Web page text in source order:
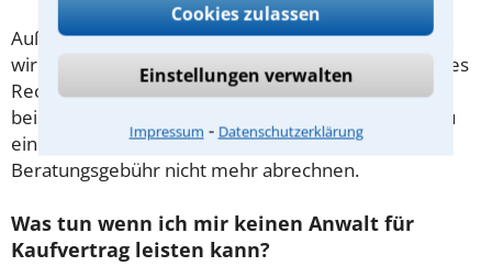
Cookies zulassen
Einstellungen verwalten
Impressum ⁃ Datenschutzerklärung
Außerdem gut zu wissen: Gemäß § 34 Absatz 2 RVG
wird die Beratungsgebühr auf weitere Tätigkeiten des
Rechtsanwalts angerechnet. Sollte es also
beispielsweise aufgrund des Beratungsgesprächs zu
einem Prozess kommen, so kann der Anwalt diese
Beratungsgebühr nicht mehr abrechnen.
Was tun wenn ich mir keinen Anwalt für
Kaufvertrag leisten kann?